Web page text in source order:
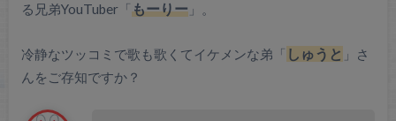
る兄弟YouTuber「もーりー」。
冷静なツッコミで歌も歌くてイケメンな弟「 しゅうと 」さ
んをご存知ですか？